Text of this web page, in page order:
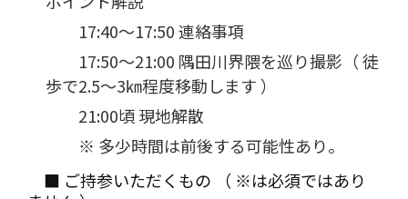
17:40～17:50 連絡事項
17:50～21:00 隅田川界隈を巡り撮影（ 徒
歩で2.5～3㎞程度移動します ）
21:00頃 現地解散
※ 多少時間は前後する可能性あり。
■ ご持参いただくもの （ ※は必須ではあり